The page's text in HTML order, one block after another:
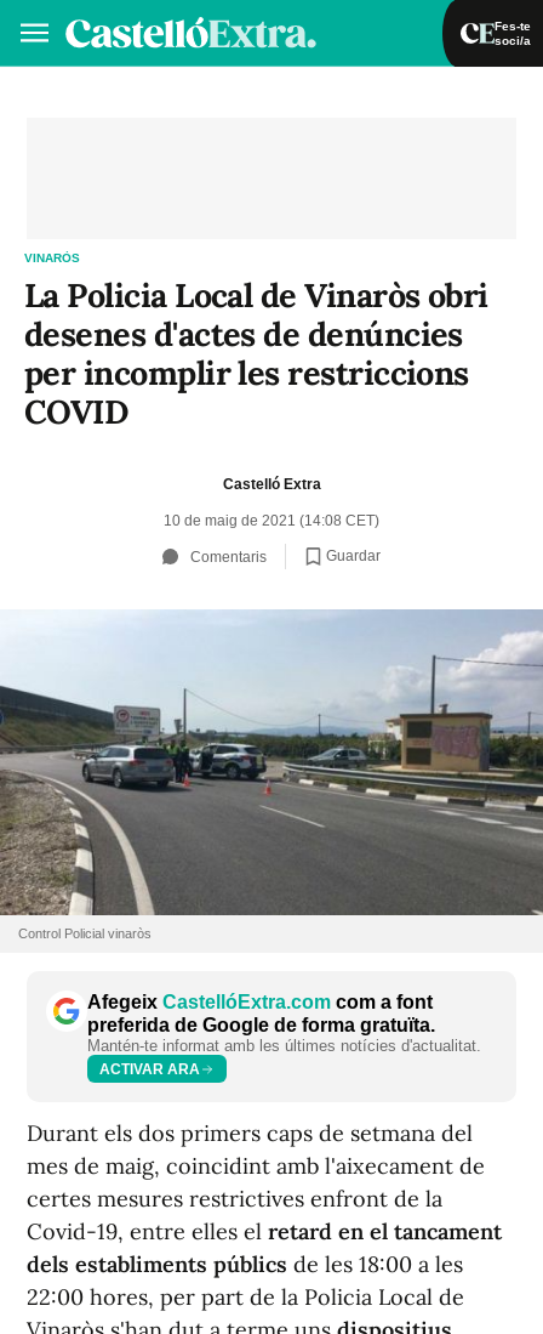
Fes-te
soci/a
VINARÒS
La Policia Local de Vinaròs obri
desenes d'actes de denúncies
per incomplir les restriccions
COVID
Castelló Extra
10 de maig de 2021 (14:08 CET)
Comentaris Guardar
Control Policial vinaròs
Afegeix CastellóExtra.com com a font
preferida de Google de forma gratuïta.
Mantén-te informat amb les últimes notícies d'actualitat.
ACTIVAR ARA
Durant els dos primers caps de setmana del
mes de maig, coincidint amb l'aixecament de
certes mesures restrictives enfront de la
Covid-19, entre elles el retard en el tancament
dels establiments públics de les 18:00 a les
22:00 hores, per part de la Policia Local de